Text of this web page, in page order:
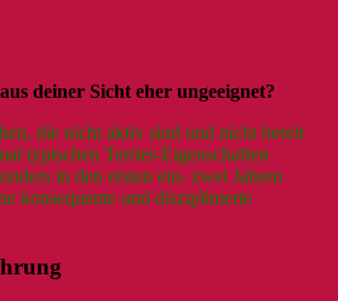
deiner Sicht eher ungeeignet?
die nicht aktiv sind und nicht bereit
typischen Terrier-Eigenschaften
in den ersten ein- zwei Jahren
konsequente und disziplinierte